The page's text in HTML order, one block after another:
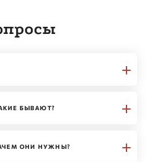
БЫВАЮТ?
ОНИ НУЖНЫ?